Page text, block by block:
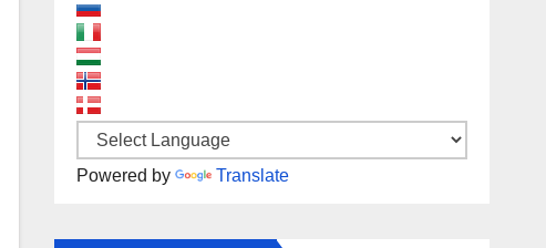
Powered by Translate